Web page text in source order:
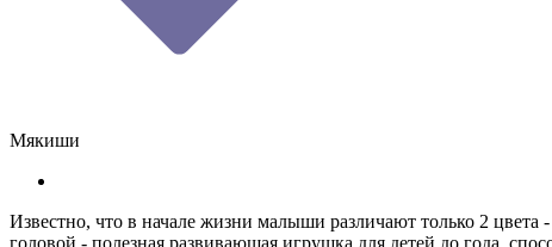
Мякиши
Известно, что в начале жизни малыши различают только 2
головой - полезная развивающая игрушка для детей до года,